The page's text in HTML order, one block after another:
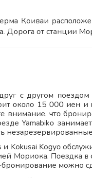
Коиваи
Дорога от станции
с другом поездом
около 15 000 иен
внимание, что
Yamabiko
и Kokusai Kogyo
Мориока. Поездка в
можно